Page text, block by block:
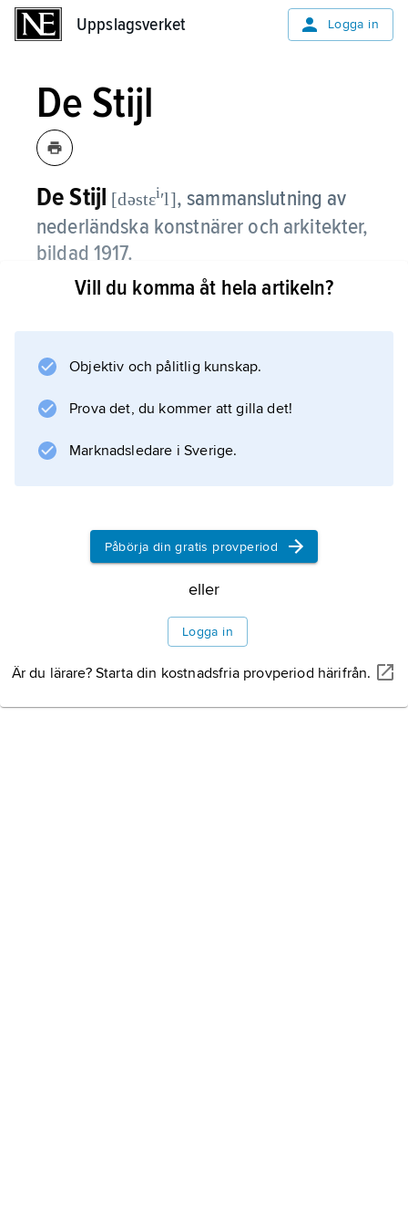
Uppslagsverket Logga in
De Stijl
De Stijl [dəstɛiʹl],sammanslutning av
nederländska konstnärer och arkitekter,
bildad 1917.
De Stijl bestod av bl.a. målarna Piet Mondrian,
Vantongerloo samt arkitekterna J.J.P. Oud och
van Doesburg, den senare initiativtagare till
tidskriften
De Stijl
Konsthantverk och
Arkitektur
Litteraturanvisning
Vill du komma åt hela artikeln?
Objektiv och pålitlig kunskap.
Prova det, du kommer att gilla det!
Marknadsledare i Sverige.
Påbörja din gratis provperiod
eller
Logga in
Är du lärare? Starta din kostnadsfria provperiod härifrån.